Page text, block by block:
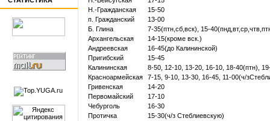
Н.-Гражданская
15-50
п. Гражданский
13-00
Б. Глина
7-35(птн,сб,вск), 15-
Архангельская
14-15(кроме вск.)
Андреевская
16-45(до Калининской)
Пригибский
15-45
Калининская
8-50, 12-10, 13-20, 16-10, 18-40(птн),
Красноармейская
7-15, 9-10, 13-30, 16-45, 11-00(ч/
Гривенская
14-20
Первомайский
17-10
Чебурголь
16-30
Протичка
15-30(ч/з Стеблиевскую)